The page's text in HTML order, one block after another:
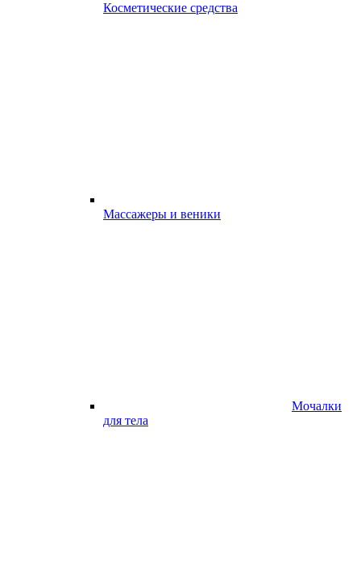
Косметические средства
Массажеры и веники
Мочалки
для тела